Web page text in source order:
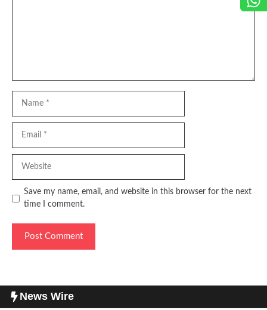
Save my name, email, and website in this browser for the next
time I comment.
News Wire